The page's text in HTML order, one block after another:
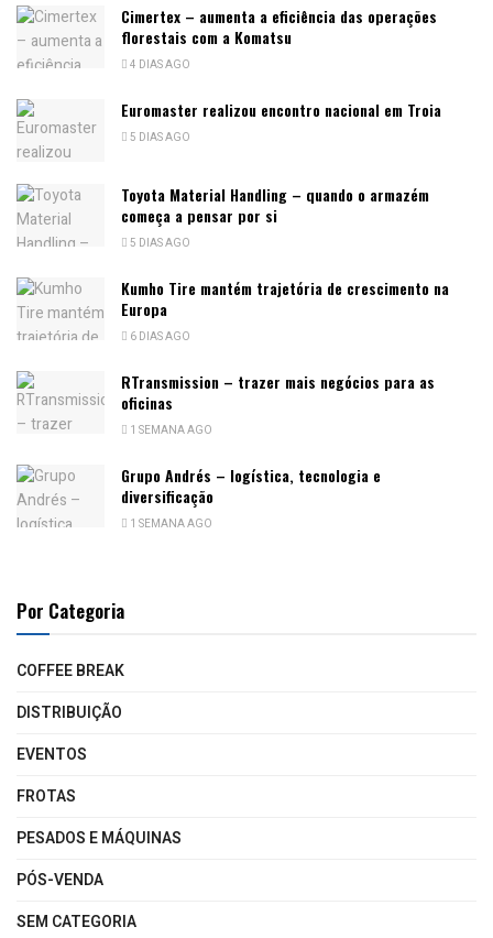
Cimertex – aumenta a eficiência das operações
florestais com a Komatsu
4 DIAS AGO
Euromaster realizou encontro nacional em Troia
5 DIAS AGO
Toyota Material Handling – quando o armazém
começa a pensar por si
5 DIAS AGO
Kumho Tire mantém trajetória de crescimento na
Europa
6 DIAS AGO
RTransmission – trazer mais negócios para as
oficinas
1 SEMANA AGO
Grupo Andrés – logística, tecnologia e
diversificação
1 SEMANA AGO
Por Categoria
COFFEE BREAK
DISTRIBUIÇÃO
EVENTOS
FROTAS
PESADOS E MÁQUINAS
PÓS-VENDA
SEM CATEGORIA